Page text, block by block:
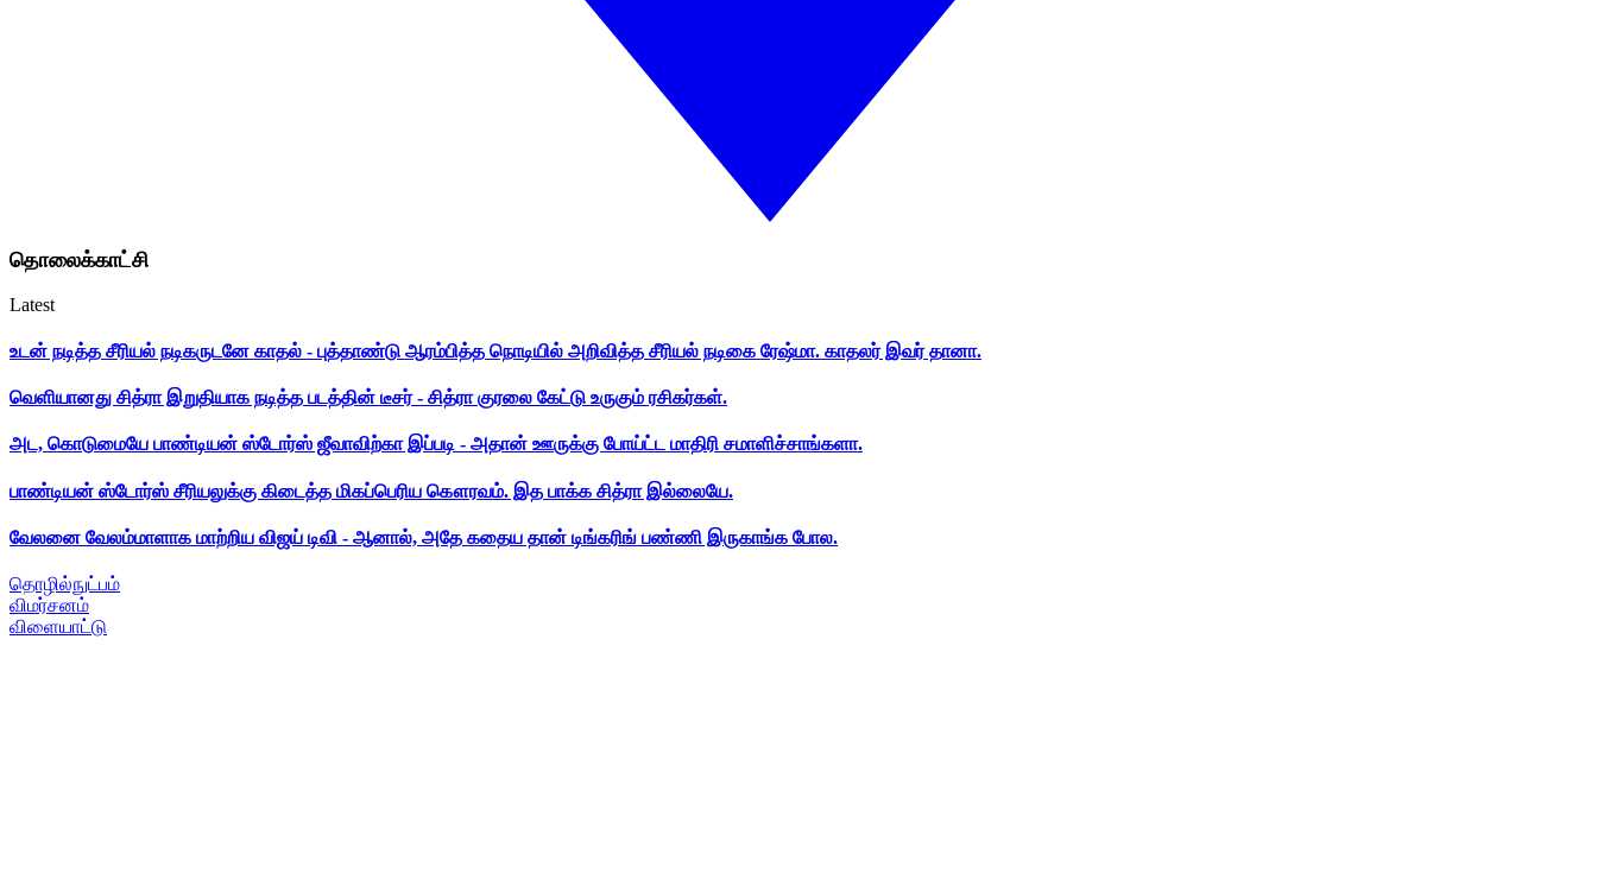
தொலைக்காட்சி
Latest
உடன் நடித்த சீரியல் நடிகருடனே காதல் - புத்தாண்டு ஆரம்பித்த நொடியில் அறிவித்த சீரியல் நடிகை ரேஷ்மா. காதலர் இவர் தானா.
வெளியானது சித்ரா இறுதியாக நடித்த படத்தின் டீசர் - சித்ரா குரலை கேட்டு உருகும் ரசிகர்கள்.
அட, கொடுமையே பாண்டியன் ஸ்டோர்ஸ் ஜீவாவிற்கா இப்படி - அதான் ஊருக்கு போய்ட்ட மாதிரி சமாளிச்சாங்களா.
பாண்டியன் ஸ்டோர்ஸ் சீரியலுக்கு கிடைத்த மிகப்பெரிய கௌரவம். இத பாக்க சித்ரா இல்லையே.
வேலனை வேலம்மாளாக மாற்றிய விஜய் டிவி - ஆனால், அதே கதைய தான் டிங்கரிங் பண்ணி இருகாங்க போல.
தொழில்நுட்பம்
விமர்சனம்
விளையாட்டு